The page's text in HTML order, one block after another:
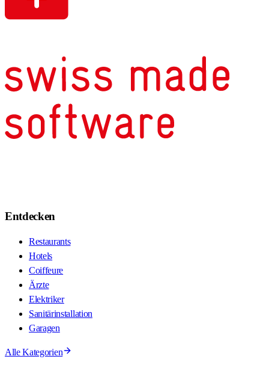
Entdecken
Restaurants
Hotels
Coiffeure
Ärzte
Elektriker
Sanitärinstallation
Garagen
Alle Kategorien